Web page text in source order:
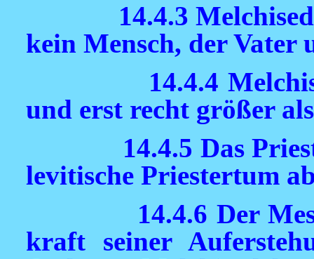
14.4.3
kein Mensch, der Vater
14.4.4
und erst recht größer
14.4.5 Das
levitische Priestertum
14.4.6 Der
kraft seiner